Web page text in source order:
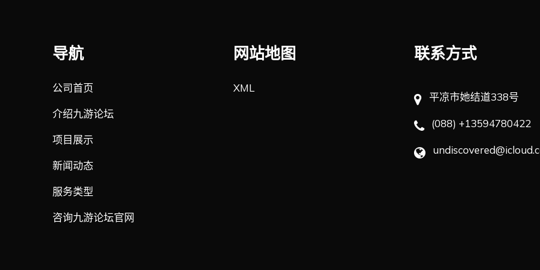
导航
公司首页
介绍九游论坛
项目展示
新闻动态
服务类型
咨询九游论坛官网
网站地图
XML
联系方式
平凉市她结道338号
(088) +13594780422